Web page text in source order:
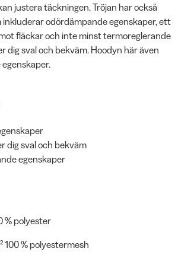
justera täckningen. Tröjan har också
inkluderar odördämpande egenskaper, ett
fläckar och inte minst termoreglerande
dig sval och bekväm. Hoodyn här även
dig sval och bekväm
egenskaper
% polyester
100 % polyestermesh